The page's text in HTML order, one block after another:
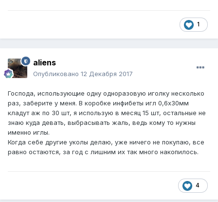
1
aliens
Опубликовано 12 Декабря 2017
Господа, использующие одну одноразовую иголку несколько
раз, заберите у меня. В коробке инфибеты игл 0,6х30мм
кладут аж по 30 шт, я использую в месяц 15 шт, остальные не
знаю куда девать, выбрасывать жаль, ведь кому то нужны
именно иглы.
Когда себе другие уколы делаю, уже ничего не покупаю, все
равно остаются, за год с лишним их так много накопилось.
4